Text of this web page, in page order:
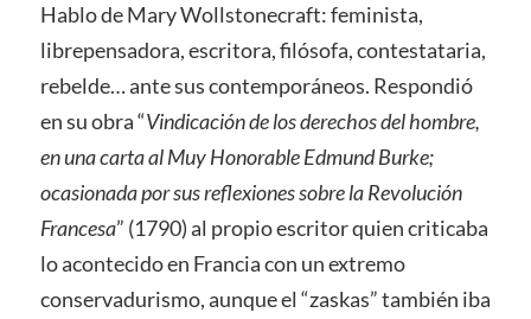
Hablo de Mary Wollstonecraft: feminista,
librepensadora, escritora, filósofa, contestataria,
rebelde… ante sus contemporáneos. Respondió
en su obra “Vindicación de los derechos del hombre,
en una carta al Muy Honorable Edmund Burke;
ocasionada por sus reflexiones sobre la Revolución
Francesa” (1790) al propio escritor quien criticaba
lo acontecido en Francia con un extremo
conservadurismo, aunque el “zaskas” también iba